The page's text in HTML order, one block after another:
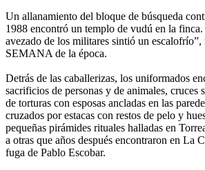
Un allanamiento del bloque de búsqueda
1988 encontró un templo de vudú en la finca.
avezado de los militares sintió un escalofrío”,
SEMANA de la época.
Detrás de las caballerizas, los uniformados
sacrificios de personas y de animales, cruces
de torturas con esposas ancladas en las
cruzados por estacas con restos de pelo y
pequeñas pirámides rituales halladas en
a otras que años después encontraron en La
fuga de Pablo Escobar.